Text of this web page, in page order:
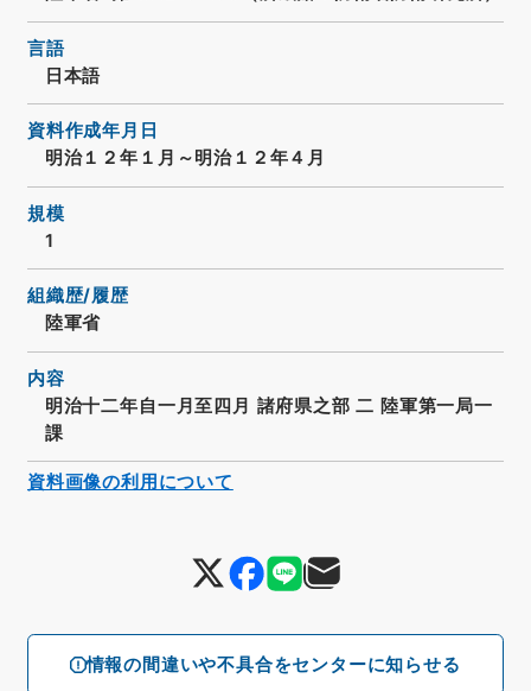
情報の間違いや不具合をセンターに知らせる
言語
日本語
資料作成年月日
明治１２年１月～明治１２年４月
規模
1
組織歴/履歴
陸軍省
内容
明治十二年自一月至四月 諸府県之部 二 陸軍第一局一
課
資料画像の利用について